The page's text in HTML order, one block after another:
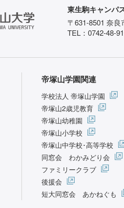
東生駒キャンパ
〒631-8501 奈良
TEL：0742-48-
帝塚山学園関連
学校法人 帝塚山学園
帝塚山2歳児教育
帝塚山幼稚園
帝塚山小学校
帝塚山中学校･高等学校
同窓会 わかみどり会
ファミリークラブ
後援会
短大同窓会 あかねぐも